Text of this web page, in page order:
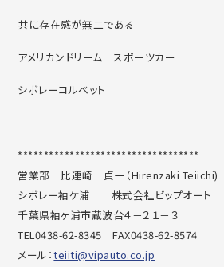
共に存在感が無二である
アメリカンドリーム スポーツカー
シボレーコルベット
***********************************
営業部 比連崎 貞一（Hirenzaki Teiichi)
シボレー袖ケ浦 株式会社ビップオート
千葉県袖ヶ浦市蔵波台４－２１－３
TEL0438-62-8345 FAX0438-62-8574
メール：teiiti@vipauto.co.jp